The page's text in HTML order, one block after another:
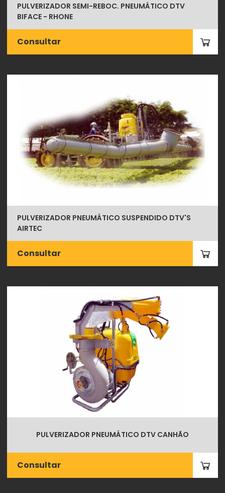
PULVERIZADOR SEMI-REBOC. PNEUMÁTICO DTV
BIFACE - RHONE
Consultar
PULVERIZADOR PNEUMÁTICO SUSPENDIDO DTV'S
AIRTEC
Consultar
PULVERIZADOR PNEUMÁTICO DTV CANHÃO
Consultar